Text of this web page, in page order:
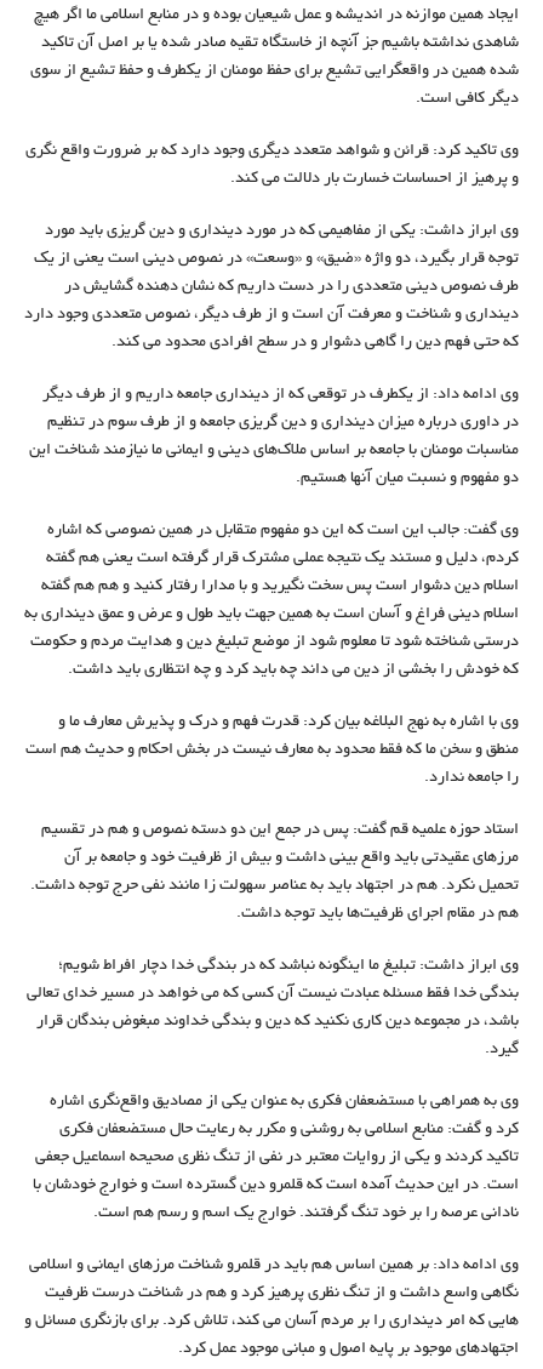
ایجاد همین موازنه در اندیشه و عمل شیعیان بوده و در منابع اسلامی ما اگر هیچ
شاهدی نداشته باشیم جز آنچه از خاستگاه تقیه صادر شده یا بر اصل آن تاکید
شده همین در واقعگرایی تشیع برای حفظ مومنان از یکطرف و حفظ تشیع از سوی
دیگر کافی است.
وی تاکید کرد: قرائن و شواهد متعدد دیگری وجود دارد که بر ضرورت واقع نگری
و پرهیز از احساسات خسارت بار دلالت می کند.
وی ابراز داشت: یکی از مفاهیمی که در مورد دینداری و دین گریزی باید مورد
توجه قرار بگیرد، دو واژه «ضیق» و «وسعت» در نصوص دینی است یعنی از یک
طرف نصوص دینی متعددی را در دست داریم که نشان دهنده گشایش در
دینداری و شناخت و معرفت آن است و از طرف دیگر، نصوص متعددی وجود دارد
که حتی فهم دین را گاهی دشوار و در سطح افرادی محدود می کند.
وی ادامه داد: از یکطرف در توقعی که از دینداری جامعه داریم و از طرف دیگر
در داوری درباره میزان دینداری و دین گریزی جامعه و از طرف سوم در تنظیم
مناسبات مومنان با جامعه بر اساس ملاک‌های دینی و ایمانی ما نیازمند شناخت این
دو مفهوم و نسبت میان آنها هستیم.
وی گفت: جالب این است که این دو مفهوم متقابل در همین نصوصی که اشاره
کردم، دلیل و مستند یک نتیجه عملی مشترک قرار گرفته است یعنی هم گفته
اسلام دین دشوار است پس سخت نگیرید و با مدارا رفتار کنید و هم هم گفته
اسلام دینی فراغ و آسان است به همین جهت باید طول و عرض و عمق دینداری به
درستی شناخته شود تا معلوم شود از موضع تبلیغ دین و هدایت مردم و حکومت
که خودش را بخشی از دین می داند چه باید کرد و چه انتظاری باید داشت.
وی با اشاره به نهج البلاغه بیان کرد: قدرت فهم و درک و پذیرش معارف ما و
منطق و سخن ما که فقط محدود به معارف نیست در بخش احکام و حدیث هم است
را جامعه ندارد.
استاد حوزه علمیه قم گفت: پس در جمع این دو دسته نصوص و هم در تقسیم
مرزهای عقیدتی باید واقع بینی داشت و بیش از ظرفیت خود و جامعه بر آن
تحمیل نکرد. هم در اجتهاد باید به عناصر سهولت زا مانند نفی حرج توجه داشت.
هم در مقام اجرای ظرفیت‌ها باید توجه داشت.
وی ابراز داشت: تبلیغ ما اینگونه نباشد که در بندگی خدا دچار افراط شویم؛
بندگی خدا فقط مسئله عبادت نیست آن کسی که می خواهد در مسیر خدای تعالی
باشد، در مجموعه دین کاری نکنید که دین و بندگی خداوند مبغوض بندگان قرار
گیرد.
وی به همراهی با مستضعفان فکری به عنوان یکی از مصادیق واقع‌نگری اشاره
کرد و گفت: منابع اسلامی به روشنی و مکرر به رعایت حال مستضعفان فکری
تاکید کردند و یکی از روایات معتبر در نفی از تنگ نظری صحیحه اسماعیل جعفی
است. در این حدیث آمده است که قلمرو دین گسترده است و خوارج خودشان با
نادانی عرصه را بر خود تنگ گرفتند. خوارج یک اسم و رسم هم است.
وی ادامه داد: بر همین اساس هم باید در قلمرو شناخت مرزهای ایمانی و اسلامی
نگاهی واسع داشت و از تنگ نظری پرهیز کرد و هم در شناخت درست ظرفیت
هایی که امر دینداری را بر مردم آسان می کند، تلاش کرد. برای بازنگری مسائل و
اجتهادهای موجود بر پایه اصول و مبانی موجود عمل کرد.